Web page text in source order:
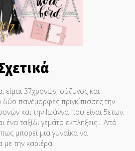
είμαι 37χρονών, σύζυγος και
πανέμορφες πριγκίπισσες την
και την Ιωάννα που είναι 5ετων.
ένα ταξίδι γεμάτο εκπλήξεις... Από
μπορεί μια γυναίκα να
με την καριέρα.